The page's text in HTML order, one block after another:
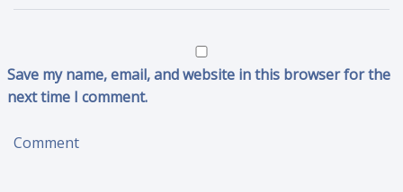
Save my name, email, and website in this browser for the
next time I comment.
Comment